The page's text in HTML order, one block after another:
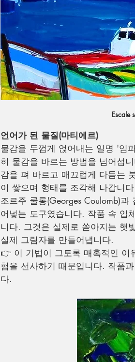
Escale
언어가 된 물질(마티에르)
물감을 두껍게 얹어내는 일명 '임
히 물감을 바르는 방법을 넘어섭
감을 펴 바르고 매끄럽게 다듬는
이 쌓으며 형태를 조각해 나갑니
조르주 쿨롱(Georges Coulomb)
어넣는 도구였습니다. 작품 속 입
니다. 그것은 실제로 쏟아지는 햇
실제 그림자를 만들어냅니다.
👉 이 기법이 그토록 매혹적인 이
험을 선사하기 때문입니다. 작품
다.